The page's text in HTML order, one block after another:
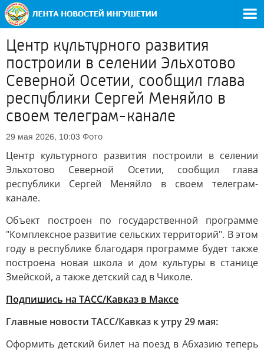
Центр культурного развития
построили в селении Эльхотово
Северной Осетии, сообщил глава
республики Сергей Меняйло в
своем телеграм-канале
29 мая 2026, 10:03 Фото
Центр культурного развития построили в селении
Эльхотово Северной Осетии, сообщил глава
республики Сергей Меняйло в своем телеграм-
канале.
Объект построен по государственной программе
"Комплексное развитие сельских территорий". В этом
году в республике благодаря программе будет также
построена новая школа и дом культуры в станице
Змейской, а также детский сад в Чиколе.
Подпишись на ТАСС/Кавказ в Максе
Главные новости ТАСС/Кавказ к утру 29 мая:
Оформить детский билет на поезд в Абхазию теперь